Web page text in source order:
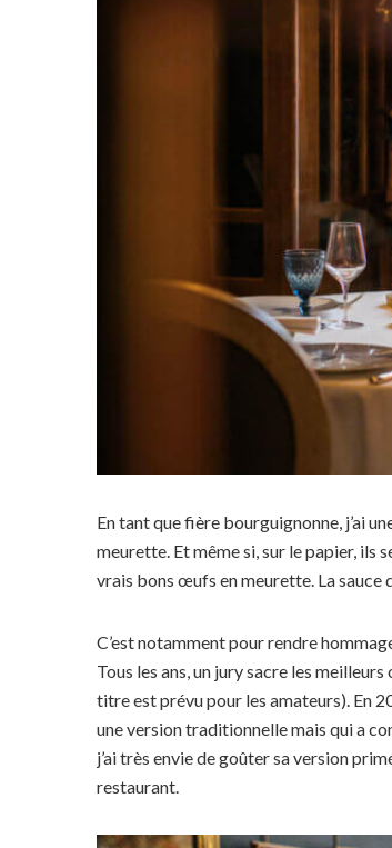
En tant que fière bourguignonne, j’ai
meurette. Et même si, sur le papier, ils
vrais bons œufs en meurette. La sauce
C’est notamment pour rendre
Tous les ans, un jury sacre les
titre est prévu pour les amateurs). En
une version traditionnelle mais qui a
j’ai très envie de goûter sa version
restaurant.